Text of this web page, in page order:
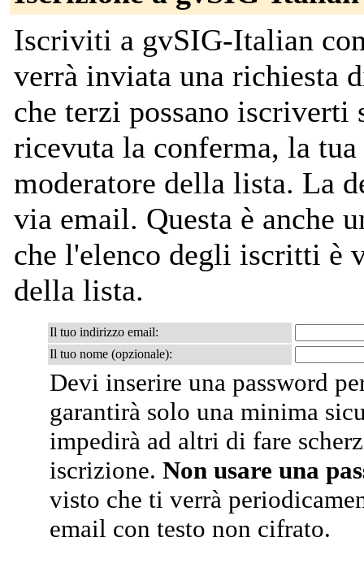
Iscriviti a gvSIG-Italian
verrà inviata una richiesta
che terzi possano iscriverti
ricevuta la conferma, la
moderatore della lista. La
via email. Questa è anche
che l'elenco degli iscritti è
della lista.
Il tuo indirizzo email:
Il tuo nome (opzionale):
Devi inserire una password
garantirà solo una minima
impedirà ad altri di fare
iscrizione. Non usare una
visto che ti verrà
email con testo non cifrato.